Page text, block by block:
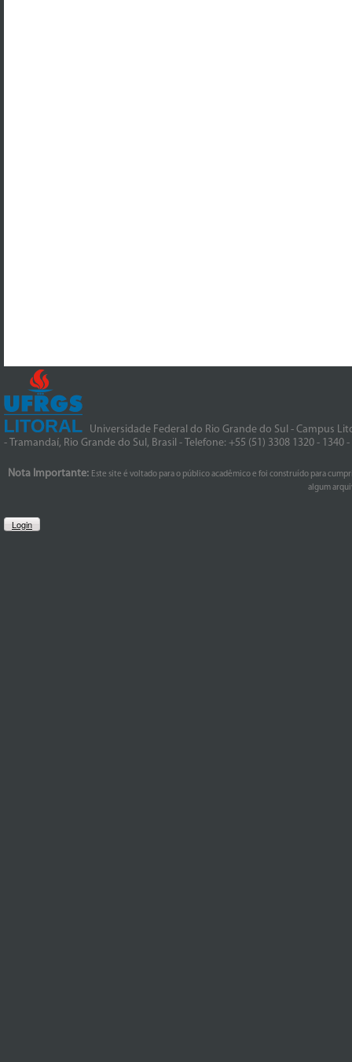
Universidade Federal do Rio Grande do Sul - Campus
- Tramandaí, Rio Grande do Sul, Brasil - Telefone: +55 (51) 3308 1320 - 1340
Nota Importante: Este site é voltado para o público acadêmico e foi construído para
algum
Login